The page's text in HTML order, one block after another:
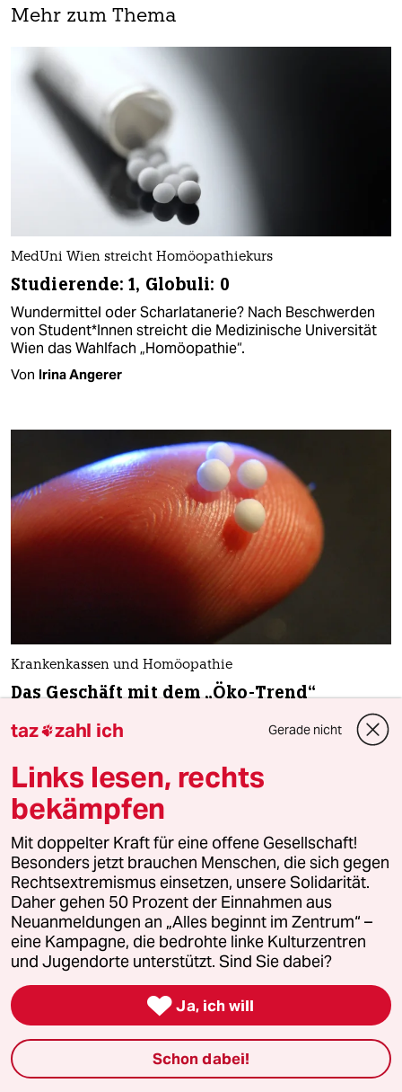
Mehr zum Thema
MedUni Wien streicht Homöopathiekurs
Studierende: 1, Globuli: 0
Wundermittel oder Scharlatanerie? Nach Beschwerden
von Student*Innen streicht die Medizinische Universität
Wien das Wahlfach „Homöopathie“.
Von Irina Angerer
Krankenkassen und Homöopathie
Das Geschäft mit dem „Öko-Trend“
Viele gesetzliche Krankenkassen zahlen für
Homöopathie-Leistungen – aufgrund der großen
Von Klara Weidemann
Jahrestreffen der „Skeptiker“
Zweifeln hält gesund
taz zahl ich Gerade nicht
Links lesen, rechts
bekämpfen
Mit doppelter Kraft für eine offene Gesellschaft!
Besonders jetzt brauchen Menschen, die sich gegen
Rechtsextremismus einsetzen, unsere Solidarität.
Daher gehen 50 Prozent der Einnahmen aus
Neuanmeldungen an „Alles beginnt im Zentrum“ –
eine Kampagne, die bedrohte linke Kulturzentren
und Jugendorte unterstützt. Sind Sie dabei?
 Ja, ich will
Schon dabei!